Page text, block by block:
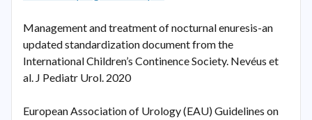
Management and treatment of nocturnal enuresis-an
updated standardization document from the
International Children’s Continence Society. Nevéus et
al. J Pediatr Urol. 2020
European Association of Urology (EAU) Guidelines on